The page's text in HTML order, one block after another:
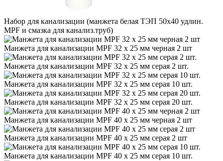
Набор для канализации (манжета белая ТЭП 50х40 удлин.
MPF и смазка для канализ.труб)
Манжета для канализации MPF 32 х 25 мм черная 2 шт
Манжета для канализации MPF 32 х 25 мм серая 2 шт.
Манжета для канализации MPF 32 х 25 мм серая 10 шт.
Манжета для канализации MPF 32 х 25 мм серая 20 шт.
Манжета для канализации MPF 40 х 25 мм черная 2 шт
Манжета для канализации MPF 40 х 25 мм серая 2 шт
Манжета для канализации MPF 40 х 25 мм серая 10 шт.